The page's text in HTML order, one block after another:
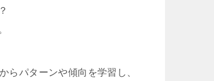
らパターンや傾向を学習し、